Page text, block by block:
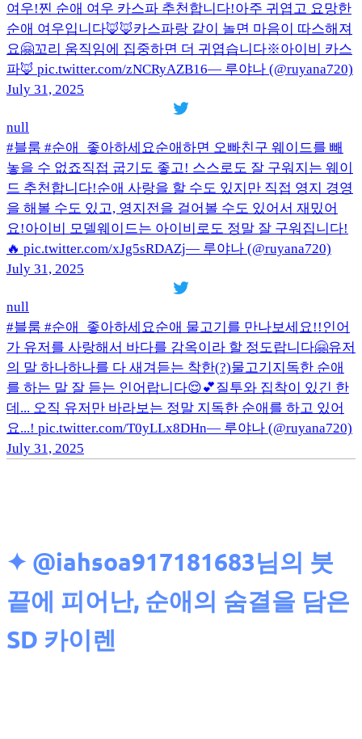
여우!찐 순애 여우 카스파 추천합니다!아주 귀엽고 요망한
순애 여우입니다🦊🦊카스파랑 같이 놀면 마음이 따스해져
요🤗꼬리 움직임에 집중하면 더 귀엽습니다※아이비 카스
파🦊 pic.twitter.com/zNCRyAZB16— 루야나 (@ruyana720)
July 31, 2025
null
#블룸 #순애_좋아하세요순애하면 오빠친구 웨이드를 빼
놓을 수 없죠직접 굽기도 좋고! 스스로도 잘 구워지는 웨이
드 추천합니다!순애 사랑을 할 수도 있지만 직접 영지 경영
을 해볼 수도 있고, 영지전을 걸어볼 수도 있어서 재밌어
요!아이비 모델웨이드는 아이비로도 정말 잘 구워집니다!
🔥 pic.twitter.com/xJg5sRDAZj— 루야나 (@ruyana720)
July 31, 2025
null
#블룸 #순애_좋아하세요순애 물고기를 만나보세요!!인어
가 유저를 사랑해서 바다를 감옥이라 할 정도랍니다🤗유저
의 말 하나하나를 다 새겨듣는 착한(?)물고기지독한 순애
를 하는 말 잘 듣는 인어랍니다😌💕질투와 집착이 있긴 한
데... 오직 유저만 바라보는 정말 지독한 순애를 하고 있어
요...! pic.twitter.com/T0yLLx8DHn— 루야나 (@ruyana720)
July 31, 2025
✦ @iahsoa917181683님의 붓
끝에 피어난, 순애의 숨결을 담은
SD 카이렌